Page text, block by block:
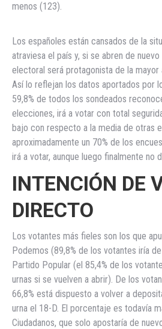
menos (123).
Los españoles están cansados de la
atraviesa el país y, si se abren de
electoral será protagonista de la mayor
Así lo reflejan los datos aportados por
59,8% de todos los sondeados
elecciones, irá a votar con total
bajo con respecto a la media de otras
aproximadamente un 70% de los
irá a votar, aunque luego finalmente no
INTENCIÓN DE
DIRECTO
Los votantes más fieles son los que
Podemos (89,8% de los votantes iría
Partido Popular (el 85,4% de los
urnas si se vuelven a abrir). De los
66,8% está dispuesto a volver a
urna el 18-D. El porcentaje es todavía
Ciudadanos, que solo apostaría de